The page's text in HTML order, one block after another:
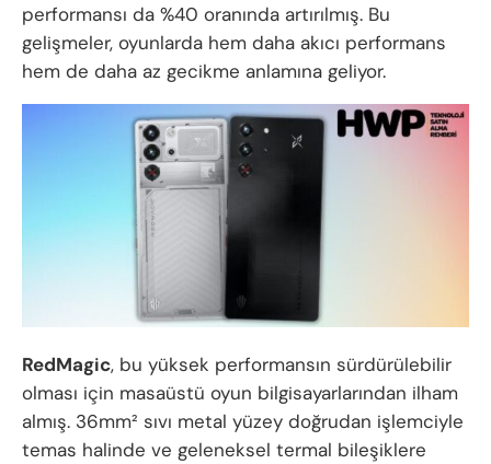
performansı da %40 oranında artırılmış. Bu
gelişmeler, oyunlarda hem daha akıcı performans
hem de daha az gecikme anlamına geliyor.
RedMagic, bu yüksek performansın sürdürülebilir
olması için masaüstü oyun bilgisayarlarından ilham
almış. 36mm² sıvı metal yüzey doğrudan işlemciyle
temas halinde ve geleneksel termal bileşiklere